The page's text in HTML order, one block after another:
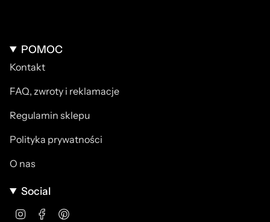
POMOC
Kontakt
FAQ, zwroty i reklamacje
Regulamin sklepu
Polityka prywatności
O nas
Social
InstagramFacebook